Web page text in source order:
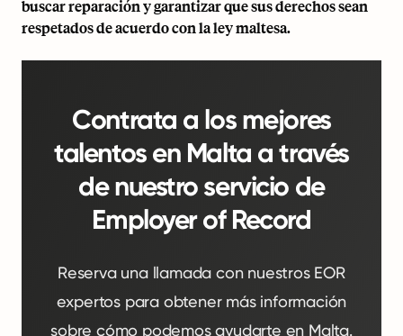
buscar reparación y garantizar que sus derechos sean
respetados de acuerdo con la ley maltesa.
Contrata a los mejores
talentos en Malta a través
de nuestro servicio de
Employer of Record
Reserva una llamada con nuestros EOR
expertos para obtener más información
sobre cómo podemos ayudarte en Malta.